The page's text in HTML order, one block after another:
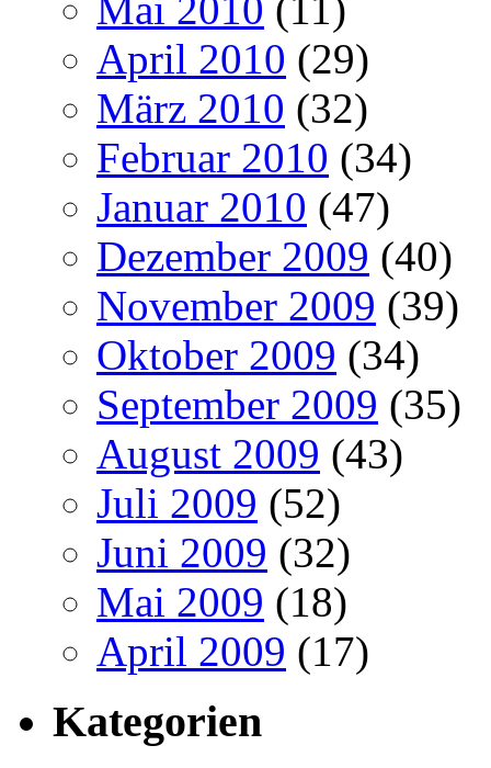
April 2010 (29)
März 2010 (32)
Februar 2010 (34)
Januar 2010 (47)
Dezember 2009 (40)
November 2009 (39)
Oktober 2009 (34)
September 2009 (35)
August 2009 (43)
Juli 2009 (52)
Juni 2009 (32)
Mai 2009 (18)
April 2009 (17)
Kategorien